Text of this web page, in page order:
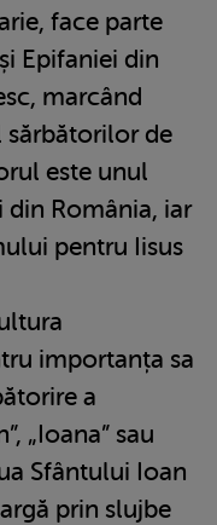
face parte
Epifaniei din
marcând
de
este unul
România, iar
pentru Iisus
importanța sa
a
„Ioana” sau
Sfântului Ioan
prin slujbe